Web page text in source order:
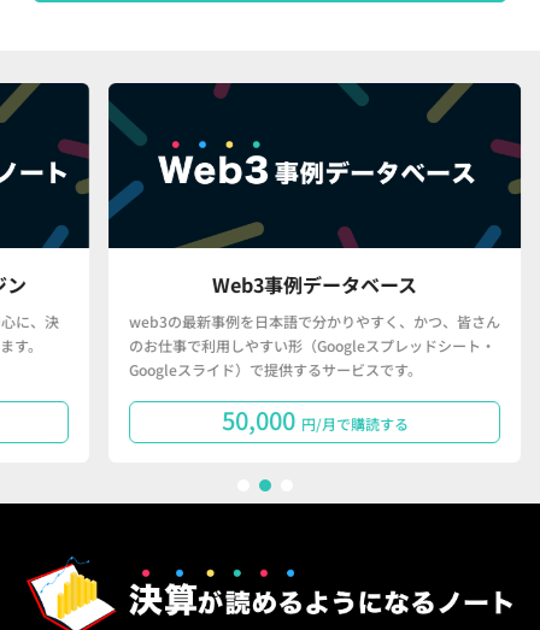
Web3事例データベース
web3の最新事例を日本語で分かりやすく、かつ、皆さん
のお仕事で利用しやすい形（Googleスプレッドシート・
Googleスライド）で提供するサービスです。
50,000 円/月で購読する